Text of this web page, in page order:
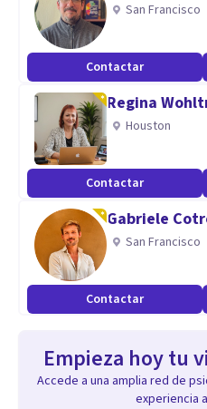
San Francisco
Contactar
Regina
Houston
Contactar
Gabriele
San Francisco
Contactar
Empieza hoy tu
Accede a una amplia red de
experiencia